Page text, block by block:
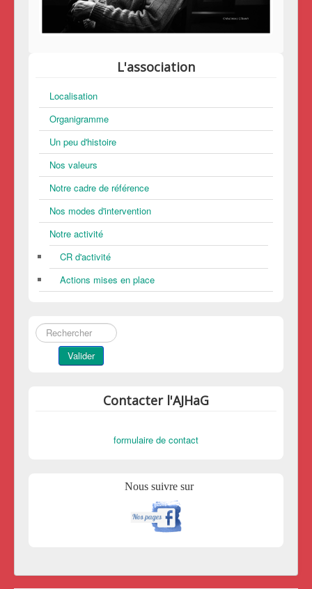
L'association
Localisation
Organigramme
Un peu d'histoire
Nos valeurs
Notre cadre de référence
Nos modes d'intervention
Notre activité
CR d'activité
Actions mises en place
Rechercher
Valider
Contacter l'AJHaG
formulaire de contact
Nous suivre sur